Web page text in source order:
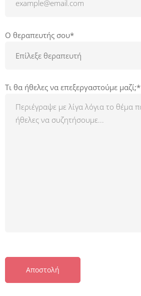
Ο θεραπευτής σου*
Τι θα ήθελες να επεξεργαστούμε μαζί;*